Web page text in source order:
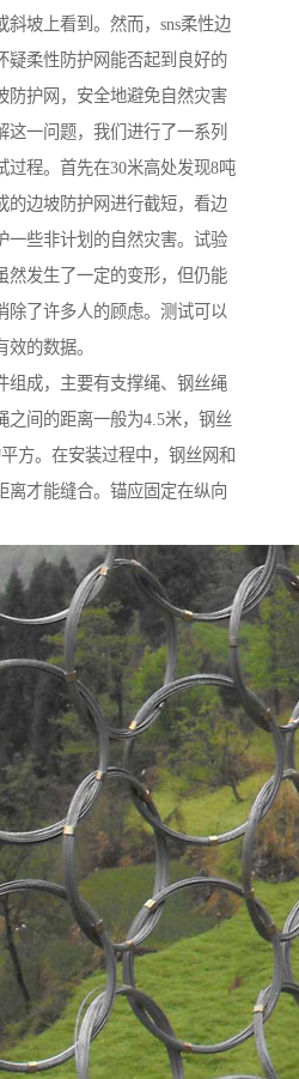
坡上看到。然而，sns柔性边
疑柔性防护网能否起到良好的
防护网，安全地避免自然灾害
这一问题，我们进行了一系列
过程。首先在30米高处发现8吨
的边坡防护网进行截短，看边
一些非计划的自然灾害。试验
然发生了一定的变形，但仍能
除了许多人的顾虑。测试可以
的数据。
组成，主要有支撑绳、钢丝绳
之间的距离一般为4.5米，钢丝
方。在安装过程中，钢丝网和
离才能缝合。锚应固定在纵向